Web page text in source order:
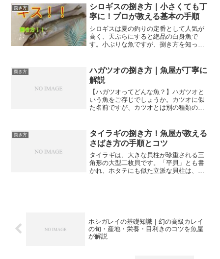
丁寧に解説します。釣ったらすぐにやる
こと釣ったサーモンは鮮度...
捌き方
シロギスの捌き方｜小さくても丁
寧に！プロが教える基本の手順
シロギスは夏の釣りの定番として人気が
高く、天ぷらにすると絶品の白身魚で
す。小ぶりな魚ですが、捌き方を知って
に、シロギスの捌き方を丁寧に解説しま
す。【シロギスってどんな魚？...
捌き方
ハガツオの捌き方｜魚屋が丁寧に
解説
【ハガツオってどんな魚？】ハガツオと
いう魚をご存じでしょうか。カツオに似
た名前ですが、カツオとは別の種類の魚
な特徴です。体型はスマートで細長く、
背中に青みがかった金属光...
捌き方
タイラギの捌き方！魚屋が教える
さばき方の手順とコツ
タイラギは、大きな貝柱が珍重される三
角形の大型二枚貝です。「平貝」とも書
かれ、ホタテにも似た立派な貝柱は、寿
ホシガレイの基礎知識｜幻の高級カレイ
の旬・産地・栄養・目利きのコツを魚屋
が解説